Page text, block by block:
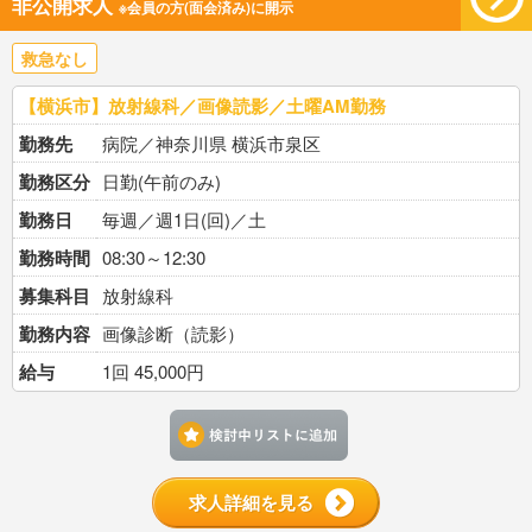
※会員の方(面会済み)に開示
救急なし
【横浜市】放射線科／画像読影／土曜AM勤務
勤務先
病院／神奈川県 横浜市泉区
勤務区分 日勤(午前のみ)
勤務日 毎週／週1日(回)／土
勤務時間 08:30～12:30
募集科目 放射線科
勤務内容 画像診断（読影）
給与 1回 45,000円
求人詳細を見る